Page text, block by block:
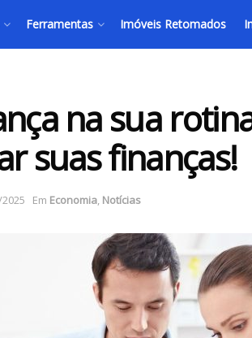
Ferramentas Imóveis Retomados
na sua
suas finanças!
Em Economia, Notícias